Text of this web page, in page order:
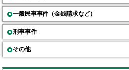
一般民事事件（金銭請求など）
刑事事件
その他